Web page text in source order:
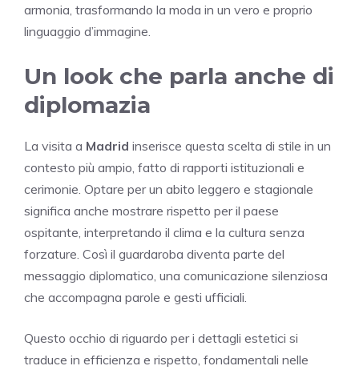
armonia, trasformando la moda in un vero e proprio
linguaggio d’immagine.
Un look che parla anche di
diplomazia
La visita a Madrid inserisce questa scelta di stile in un
contesto più ampio, fatto di rapporti istituzionali e
cerimonie. Optare per un abito leggero e stagionale
significa anche mostrare rispetto per il paese
ospitante, interpretando il clima e la cultura senza
forzature. Così il guardaroba diventa parte del
messaggio diplomatico, una comunicazione silenziosa
che accompagna parole e gesti ufficiali.
Questo occhio di riguardo per i dettagli estetici si
traduce in efficienza e rispetto, fondamentali nelle